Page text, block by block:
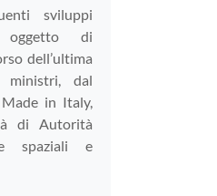
sviluppi
di
dell’ultima
ministri, dal
in Italy,
di Autorità
spaziali e